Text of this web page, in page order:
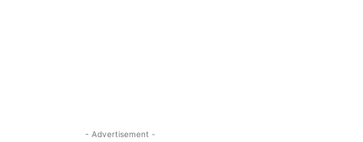
- Advertisement -